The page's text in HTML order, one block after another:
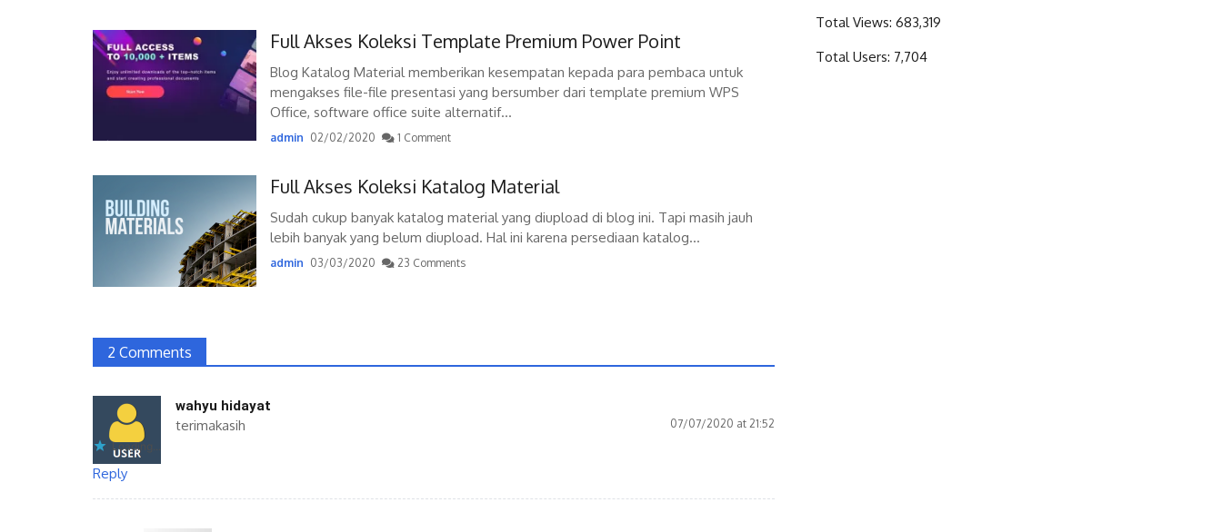
Full Akses Koleksi Template Premium Power Point
Blog Katalog Material memberikan kesempatan kepada para pembaca untuk
mengakses file-file presentasi yang bersumber dari template premium WPS
Office, software office suite alternatif...
admin 02/02/2020 1 Comment
Full Akses Koleksi Katalog Material
Sudah cukup banyak katalog material yang diupload di blog ini. Tapi masih jauh
lebih banyak yang belum diupload. Hal ini karena persediaan katalog...
admin 03/03/2020 23 Comments
2 Comments
wahyu hidayat
07/07/2020 at 21:52
terimakasih
Loading...
Reply
Total Views: 683,319
Total Users: 7,704